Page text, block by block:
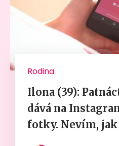
Rodina
Ilona (39):
dává na
fotky. Nevím,